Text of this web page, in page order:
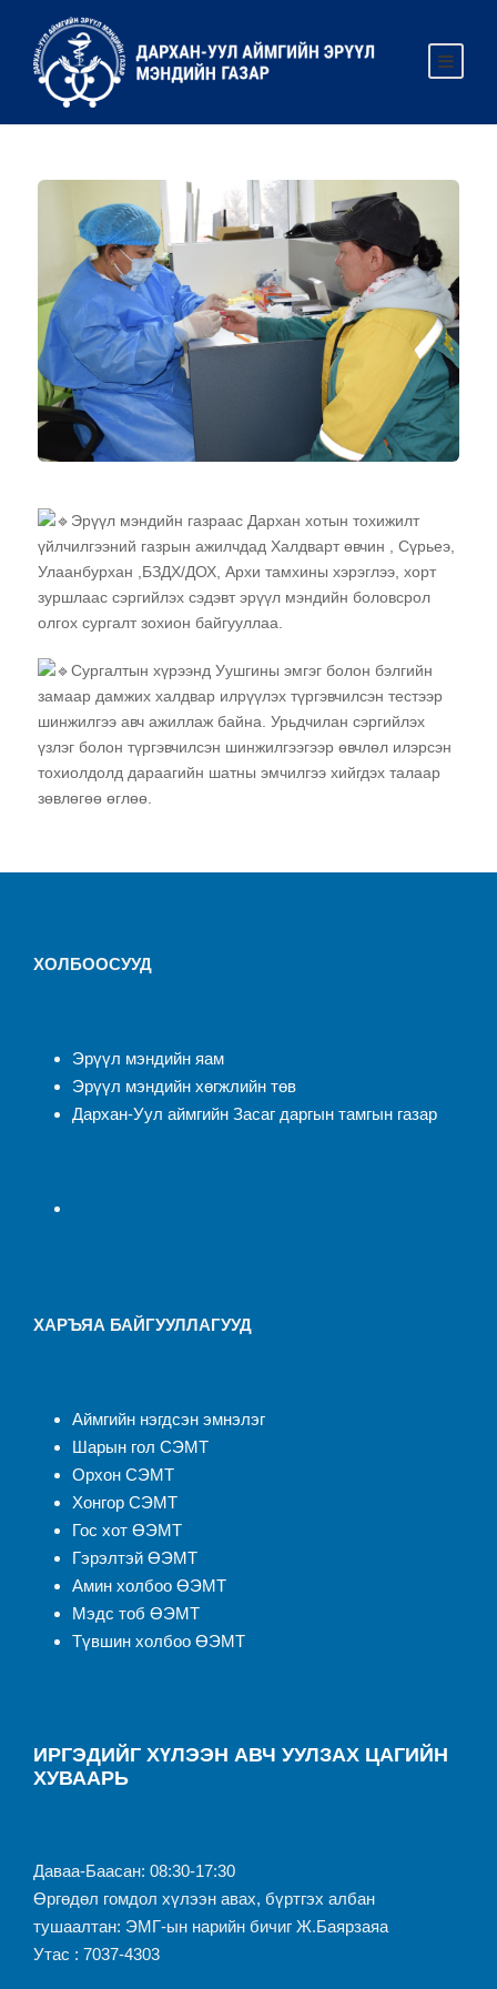
Эрүүл мэндийн газраас Дархан хотын тохижилт
үйлчилгээний газрын ажилчдад Халдварт өвчин , Сүрьеэ,
Улаанбурхан ,БЗДХ/ДОХ, Архи тамхины хэрэглээ, хорт
зуршлаас сэргийлэх сэдэвт эрүүл мэндийн боловсрол
олгох сургалт зохион байгууллаа.
Сургалтын хүрээнд Уушгины эмгэг болон бэлгийн
замаар дамжих халдвар илрүүлэх түргэвчилсэн тестээр
шинжилгээ авч ажиллаж байна. Урьдчилан сэргийлэх
үзлэг болон түргэвчилсэн шинжилгээгээр өвчлөл илэрсэн
тохиолдолд дараагийн шатны эмчилгээ хийгдэх талаар
зөвлөгөө өглөө.
ХОЛБООСУУД
Эрүүл мэндийн яам
Эрүүл мэндийн хөгжлийн төв
Дархан-Уул аймгийн Засаг даргын тамгын газар
ХАРЪЯА БАЙГУУЛЛАГУУД
Аймгийн нэгдсэн эмнэлэг
Шарын гол СЭМТ
Орхон СЭМТ
Хонгор СЭМТ
Гос хот ӨЭМТ
Гэрэлтэй ӨЭМТ
Амин холбоо ӨЭМТ
Мэдс тоб ӨЭМТ
Түвшин холбоо ӨЭМТ
ИРГЭДИЙГ ХҮЛЭЭН АВЧ УУЛЗАХ ЦАГИЙН
ХУВААРЬ
Даваа-Баасан: 08:30-17:30
Өргөдөл гомдол хүлээн авах, бүртгэх албан
тушаалтан: ЭМГ-ын нарийн бичиг Ж.Баярзаяа
Утас : 7037-4303